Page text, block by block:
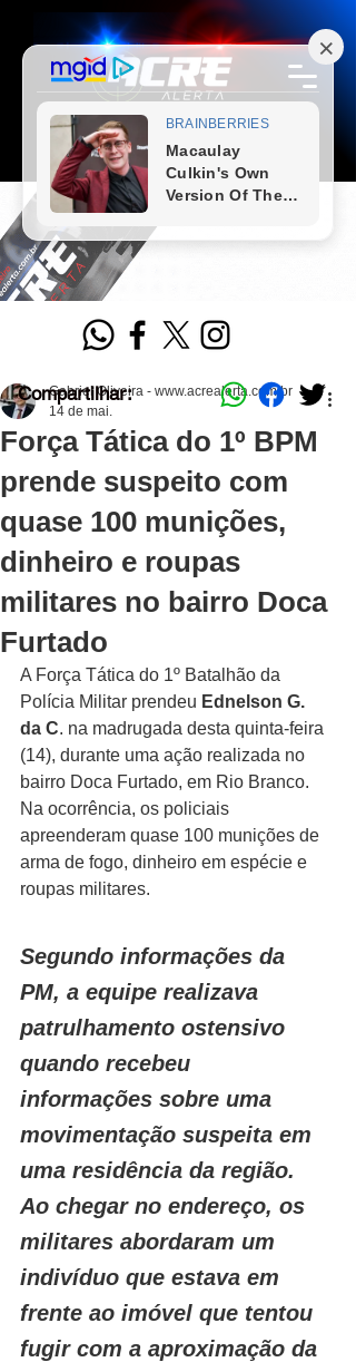
Força Tática do 1º BPM
prende suspeito com
quase 100 munições,
dinheiro e roupas
militares no bairro Doca
Furtado
Gabriel Oliveira - www.acrealerta.com.br
14 de mai.
A Força Tática do 1º Batalhão da
Polícia Militar prendeu Ednelson G.
da C. na madrugada desta quinta-feira
(14), durante uma ação realizada no
bairro Doca Furtado, em Rio Branco.
Na ocorrência, os policiais
apreenderam quase 100 munições de
arma de fogo, dinheiro em espécie e
roupas militares.
Segundo informações da
PM, a equipe realizava
patrulhamento ostensivo
quando recebeu
informações sobre uma
movimentação suspeita em
uma residência da região.
Ao chegar no endereço, os
militares abordaram um
indivíduo que estava em
frente ao imóvel que tentou
fugir com a aproximação da
Compartilhar: